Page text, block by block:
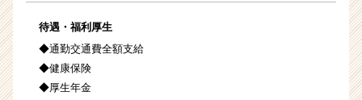
待遇・福利厚生
◆通勤交通費全額支給
◆健康保険
◆厚生年金